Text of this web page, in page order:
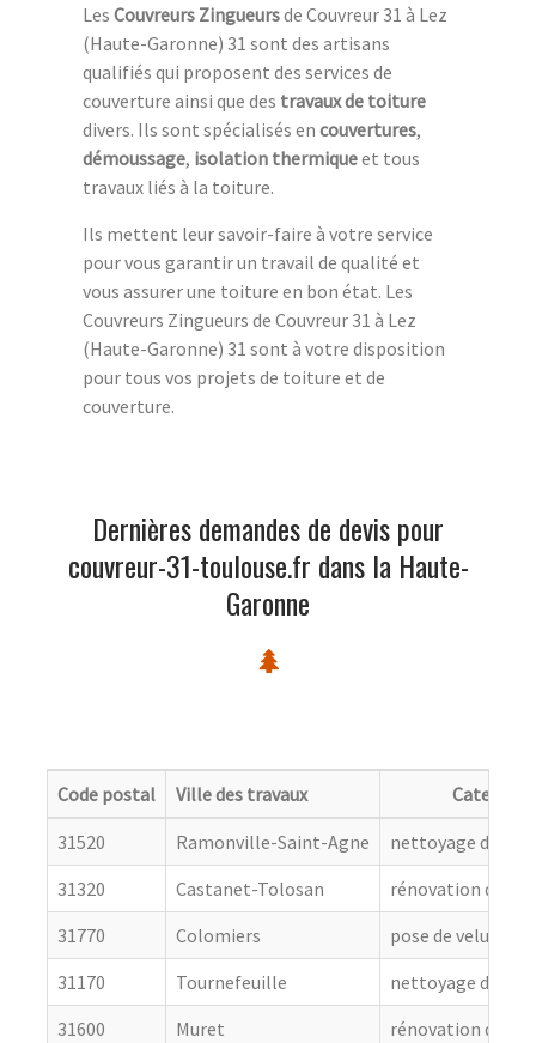
Les Couvreurs Zingueursde Couvreur 31 à Lez
(Haute-Garonne) 31 sont des artisans
qualifiés qui proposent des services de
couverture ainsi que des travaux de toiture
divers. Ils sont spécialisés en couvertures,
démoussage, isolation thermiqueet tous
travaux liés à la toiture.
Ils mettent leur savoir-faire à votre service
pour vous garantir un travail de qualité et
vous assurer une toiture en bon état. Les
Couvreurs Zingueurs de Couvreur 31 à Lez
(Haute-Garonne) 31 sont à votre disposition
pour tous vos projets de toiture et de
couverture.
Dernières demandes de devis pour
couvreur-31-toulouse.fr dans la Haute-
Garonne
Code postal Ville des travaux
Categorie
31520
Ramonville-Saint-Agne
nettoyage de
31320
Castanet-Tolosan
rénovation de
31770
Colomiers
pose de velux
31170
Tournefeuille
nettoyage de
31600
Muret
rénovation de